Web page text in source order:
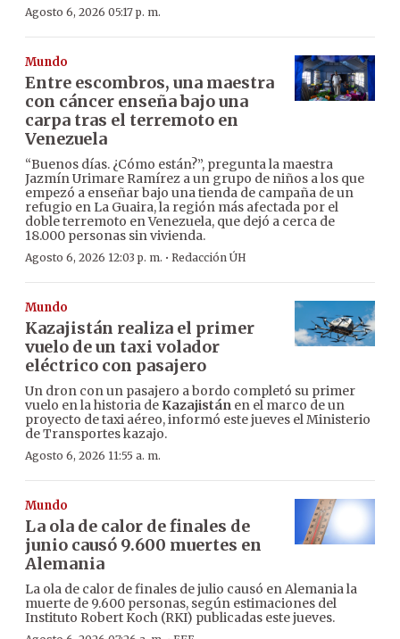
Agosto 6, 2026 05:17 p. m.
Mundo
Entre escombros, una maestra
con cáncer enseña bajo una
carpa tras el terremoto en
Venezuela
“Buenos días. ¿Cómo están?”, pregunta la maestra
Jazmín Urimare Ramírez a un grupo de niños a los que
empezó a enseñar bajo una tienda de campaña de un
refugio en La Guaira, la región más afectada por el
doble terremoto en Venezuela, que dejó a cerca de
18.000 personas sin vivienda.
Agosto 6, 2026 12:03 p. m. · Redacción ÚH
Mundo
Kazajistán realiza el primer
vuelo de un taxi volador
eléctrico con pasajero
Un dron con un pasajero a bordo completó su primer
vuelo en la historia de Kazajistán en el marco de un
proyecto de taxi aéreo, informó este jueves el Ministerio
de Transportes kazajo.
Agosto 6, 2026 11:55 a. m.
Mundo
La ola de calor de finales de
junio causó 9.600 muertes en
Alemania
La ola de calor de finales de julio causó en Alemania la
muerte de 9.600 personas, según estimaciones del
Instituto Robert Koch (RKI) publicadas este jueves.